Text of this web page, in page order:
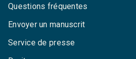
Questions fréquentes
Envoyer un manuscrit
Service de presse